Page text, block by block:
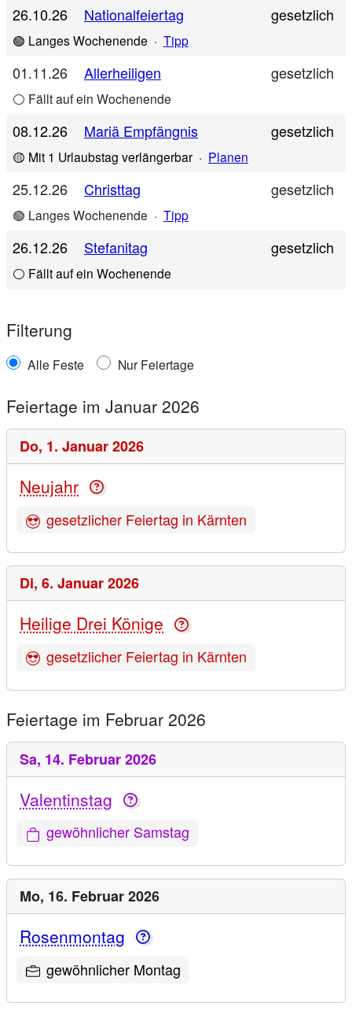
26.10.26 Nationalfeiertag gesetzlich
🟢 Langes Wochenende · Tipp
01.11.26 Allerheiligen gesetzlich
⚪ Fällt auf ein Wochenende
08.12.26 Mariä Empfängnis gesetzlich
🟡 Mit 1 Urlaubstag verlängerbar · Planen
25.12.26 Christtag gesetzlich
🟢 Langes Wochenende · Tipp
26.12.26 Stefanitag gesetzlich
⚪ Fällt auf ein Wochenende
Filterung
Alle Feste Nur Feiertage
Feiertage im Januar 2026
Do, 1. Januar 2026
Neujahr
gesetzlicher Feiertag in Kärnten
Di, 6. Januar 2026
Heilige Drei Könige
gesetzlicher Feiertag in Kärnten
Feiertage im Februar 2026
Sa, 14. Februar 2026
Valentinstag
gewöhnlicher Samstag
Mo, 16. Februar 2026
Rosenmontag
gewöhnlicher Montag